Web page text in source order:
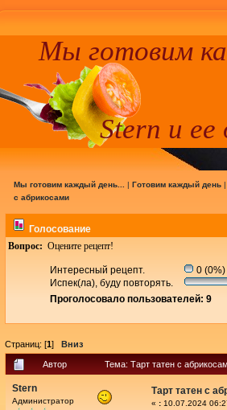
Мы готовим
Stern и ее
Мы готовим каждый день... | Готовим каждый день
с абрикосами
Голосование
Вопрос: Оцените рецепт!
Интересный рецепт.
0 (0%)
Испек(ла), буду повторять.
Проголосовало пользователей: 9
Страниц: [1] Вниз
Автор Тема: Тарт татен с
Stern
Администратор
Тарт татен с
« : 10.07.2024